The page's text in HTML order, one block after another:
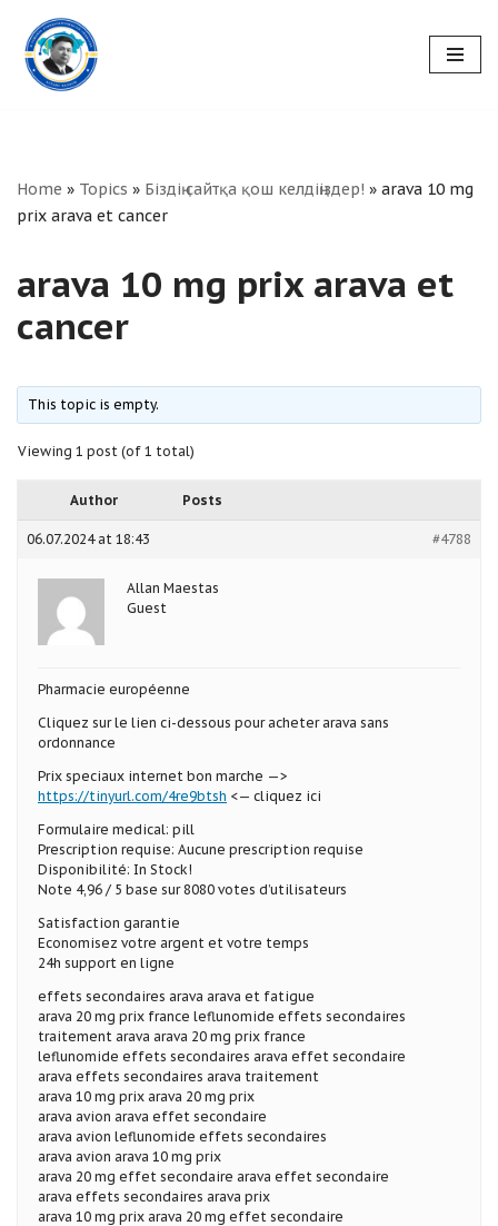
Skip
to
Home » Topics » Біздің сайтқа қош келдіңіздер! » arava 10 mg
prix arava et cancer
arava 10 mg prix arava et
cancer
This topic is empty.
Viewing 1 post (of 1 total)
Author Posts
06.07.2024 at 18:43 #4788
Allan Maestas
Guest
Pharmacie européenne
Cliquez sur le lien ci-dessous pour acheter arava sans
ordonnance
Prix speciaux internet bon marche —>
https://tinyurl.com/4re9btsh <— cliquez ici
Formulaire medical: pill
Prescription requise: Aucune prescription requise
Disponibilité: In Stock!
Note 4,96 / 5 base sur 8080 votes d’utilisateurs
Satisfaction garantie
Economisez votre argent et votre temps
24h support en ligne
effets secondaires arava arava et fatigue
arava 20 mg prix france leflunomide effets secondaires
traitement arava arava 20 mg prix france
leflunomide effets secondaires arava effet secondaire
arava effets secondaires arava traitement
arava 10 mg prix arava 20 mg prix
arava avion arava effet secondaire
arava avion leflunomide effets secondaires
arava avion arava 10 mg prix
arava 20 mg effet secondaire arava effet secondaire
arava effets secondaires arava prix
arava 10 mg prix arava 20 mg effet secondaire